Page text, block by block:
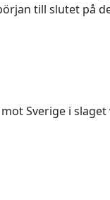
till slutet på
Sverige i slaget